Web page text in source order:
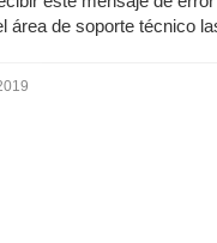
área de soporte técnico